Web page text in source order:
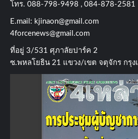
โทร​. 088-798-9498 , 084-878-2581
E.mail: kjinaon@gmail.com
4forcenews@gmail.com
ที่อยู่​ 3/531​ ศุภาลัยปาร์ค​ 2
ซ.พหลโยธิน​ 21​ แขวง/เขต​ จตุจักร​ กรุง